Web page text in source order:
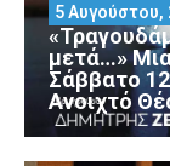
μετά…»
Σάββατο
Ανοιχτό
5 Αυγούστου,